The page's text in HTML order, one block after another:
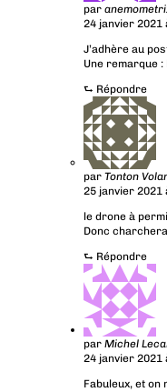
par
24 janvier 2021
J’adhère au
Une remarque
⮑ Répondre
par Tonton
25 janvier 2021
le drone à
Donc
⮑ Répondre
par Michel
24 janvier 2021
Fabuleux, et